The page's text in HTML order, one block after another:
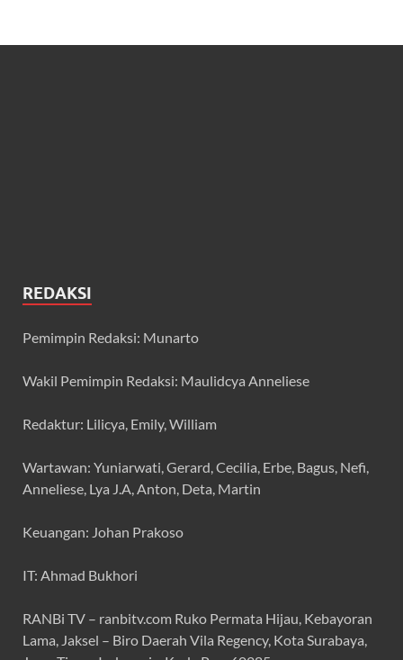
REDAKSI
Pemimpin Redaksi: Munarto
Wakil Pemimpin Redaksi: Maulidcya Anneliese
Redaktur: Lilicya, Emily, William
Wartawan: Yuniarwati, Gerard, Cecilia, Erbe, Bagus, Nefi,
Anneliese, Lya J.A, Anton, Deta, Martin
Keuangan: Johan Prakoso
IT: Ahmad Bukhori
RANBi TV – ranbitv.com Ruko Permata Hijau, Kebayoran
Lama, Jaksel – Biro Daerah Vila Regency, Kota Surabaya,